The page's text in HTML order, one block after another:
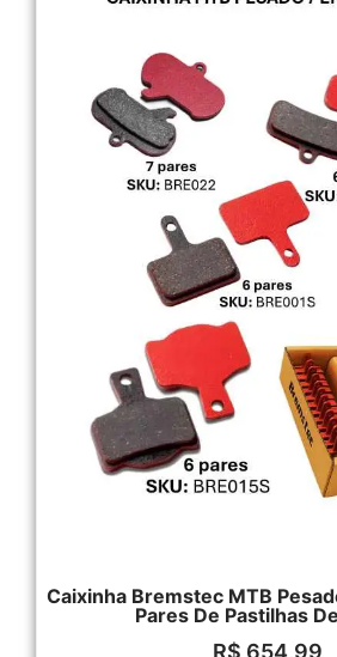
Caixinha Bremstec MTB
Pares De Pastilhas
R$ 654,99